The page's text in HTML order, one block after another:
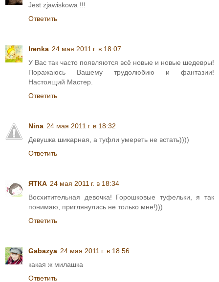
Jest zjawiskowa !!!
Ответить
Irenka 24 мая 2011 г. в 18:07
У Вас так часто появляются всё новые и новые шедевры!
Поражаюсь Вашему трудолюбию и фантазии!
Настоящий Мастер.
Ответить
Nina 24 мая 2011 г. в 18:32
Девушка шикарная, а туфли умереть не встать))))
Ответить
ЯТКА 24 мая 2011 г. в 18:34
Восхитительная девочка! Горошковые туфельки, я так
понимаю, приглянулись не только мне!)))
Ответить
Gabazya 24 мая 2011 г. в 18:56
какая ж милашка
Ответить